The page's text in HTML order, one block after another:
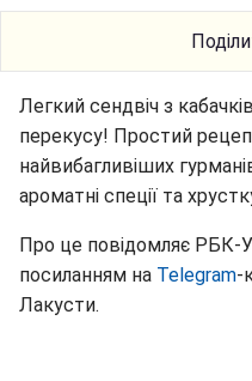
Легкий сендвіч з
перекусу! Простий
найвибагливіших
ароматні спеції та
Про це повідомляє РБК-
посиланням на Telegram-
Лакусти.